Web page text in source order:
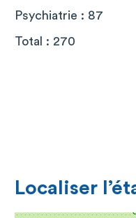
Psychiatrie : 87
Total : 270
Localiser